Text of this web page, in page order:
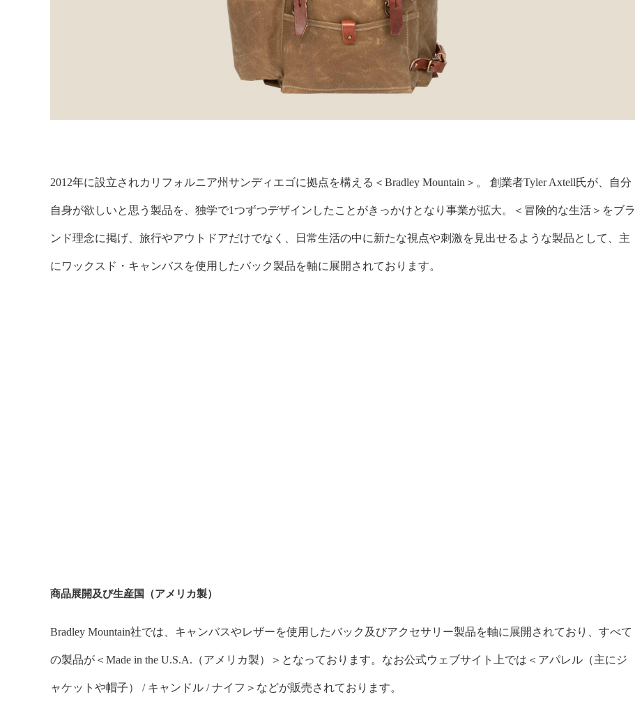
2012年に設立されカリフォルニア州サンディエゴに拠点を構える＜Bradley Mountain＞。 創業者Tyler Axtell氏が、自分
自身が欲しいと思う製品を、独学で1つずつデザインしたことがきっかけとなり事業が拡大。＜冒険的な生活＞をブラ
ンド理念に掲げ、旅行やアウトドアだけでなく、日常生活の中に新たな視点や刺激を見出せるような製品として、主
にワックスド・キャンバスを使用したバック製品を軸に展開されております。
商品展開及び生産国（アメリカ製）
Bradley Mountain社では、キャンバスやレザーを使用したバック及びアクセサリー製品を軸に展開されており、すべて
の製品が＜Made in the U.S.A.（アメリカ製）＞となっております。なお公式ウェブサイト上では＜アパレル（主にジ
ャケットや帽子） / キャンドル / ナイフ＞などが販売されております。